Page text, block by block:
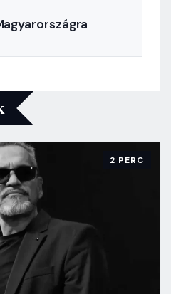
2 PERC